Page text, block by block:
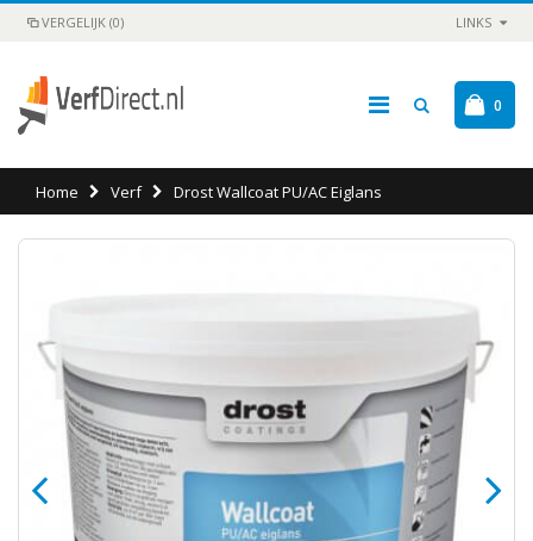
VERGELIJK (0) LINKS
0
Home Verf Drost Wallcoat PU/AC Eiglans